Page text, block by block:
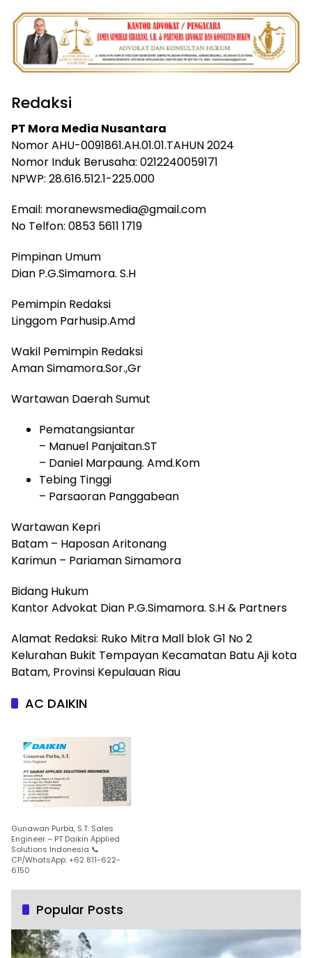
Redaksi
PT Mora Media Nusantara
Nomor AHU-0091861.AH.01.01.TAHUN 2024
Nomor Induk Berusaha: 0212240059171
NPWP: 28.616.512.1-225.000
Email: moranewsmedia@gmail.com
No Telfon: 0853 5611 1719
Pimpinan Umum
Dian P.G.Simamora. S.H
Pemimpin Redaksi
Linggom Parhusip.Amd
Wakil Pemimpin Redaksi
Aman Simamora.Sor.,Gr
Wartawan Daerah Sumut
Pematangsiantar
– Manuel Panjaitan.ST
– Daniel Marpaung. Amd.Kom
Tebing Tinggi
– Parsaoran Panggabean
Wartawan Kepri
Batam – Haposan Aritonang
Karimun – Pariaman Simamora
Bidang Hukum
Kantor Advokat Dian P.G.Simamora. S.H & Partners
Alamat Redaksi: Ruko Mitra Mall blok G1 No 2
Kelurahan Bukit Tempayan Kecamatan Batu Aji kota
Batam, Provinsi Kepulauan Riau
AC DAIKIN
Gunawan Purba, S.T. Sales
Engineer – PT Daikin Applied
Solutions Indonesia 📞
CP/WhatsApp: +62 811-622-
6150
Popular Posts